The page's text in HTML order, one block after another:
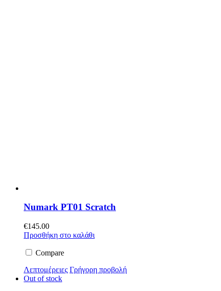
Numark PT01 Scratch
€145.00
Προσθήκη στο καλάθι
Compare
Λεπτομέρειες Γρήγορη προβολή
Out of stock